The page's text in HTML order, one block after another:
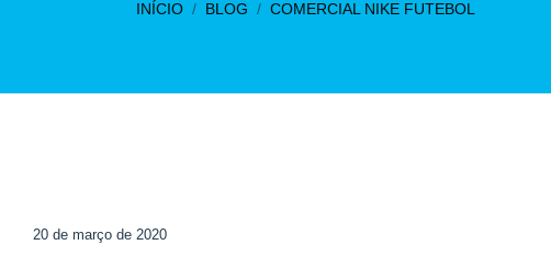
INÍCIO BLOG COMERCIAL NIKE FUTEBOL
20 de março de 2020